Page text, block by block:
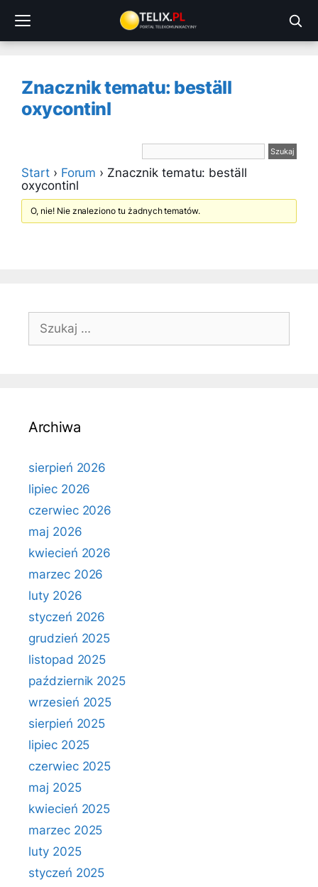
treści
Znacznik tematu: beställ
oxycontinl
Start › Forum › Znacznik tematu: beställ
oxycontinl
O, nie! Nie znaleziono tu żadnych tematów.
Szukaj:
Archiwa
sierpień 2026
lipiec 2026
czerwiec 2026
maj 2026
kwiecień 2026
marzec 2026
luty 2026
styczeń 2026
grudzień 2025
listopad 2025
październik 2025
wrzesień 2025
sierpień 2025
lipiec 2025
czerwiec 2025
maj 2025
kwiecień 2025
marzec 2025
luty 2025
styczeń 2025